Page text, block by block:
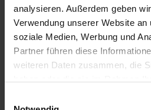
analysieren. Außerdem geben
Verwendung unserer Website
soziale Medien, Werbung und
Partner führen diese
weiteren Daten zusammen, die